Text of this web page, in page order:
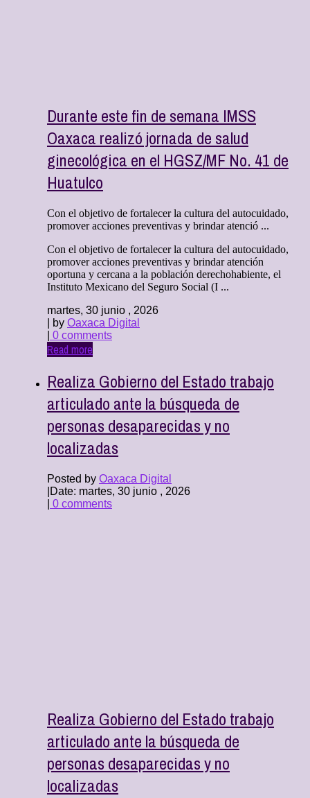
Durante este fin de semana IMSS
Oaxaca realizó jornada de salud
ginecológica en el HGSZ/MF No. 41 de
Huatulco
Con el objetivo de fortalecer la cultura del autocuidado,
promover acciones preventivas y brindar atenció ...
Con el objetivo de fortalecer la cultura del autocuidado,
promover acciones preventivas y brindar atención
oportuna y cercana a la población derechohabiente, el
Instituto Mexicano del Seguro Social (I ...
martes, 30 junio , 2026
| by Oaxaca Digital
0 comments
Read more
Realiza Gobierno del Estado trabajo
articulado ante la búsqueda de
personas desaparecidas y no
localizadas
Posted by Oaxaca Digital
Date: martes, 30 junio , 2026
0 comments
Realiza Gobierno del Estado trabajo
articulado ante la búsqueda de
personas desaparecidas y no
localizadas